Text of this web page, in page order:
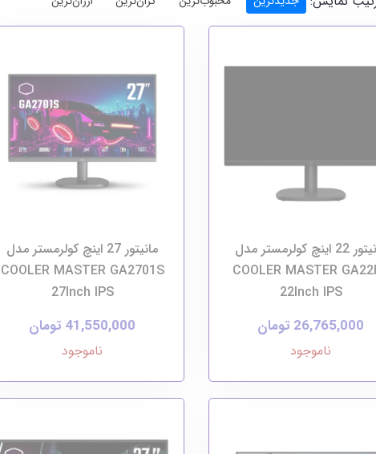
مانیتور 22 اینچ کولرمستر مدل
COOLER MASTER
22Inch IPS
26,765,000 تومان
ناموجود
مانیتور 27 اینچ کولرمستر مدل
COOLER MASTER GA2701S
27Inch IPS
41,550,000 تومان
ناموجود